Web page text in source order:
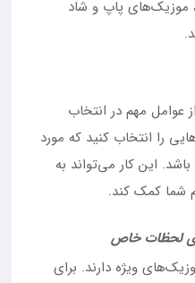
موزیک‌های پاپ و شاد
عوامل مهم در انتخاب
را انتخاب کنید که مورد
این کار می‌تواند به
شما کمک کند.
لحظات خاص
ویژه دارند. برای